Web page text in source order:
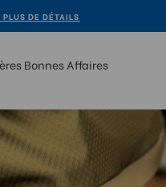
DE DÉTAILS
Bonnes Affaires